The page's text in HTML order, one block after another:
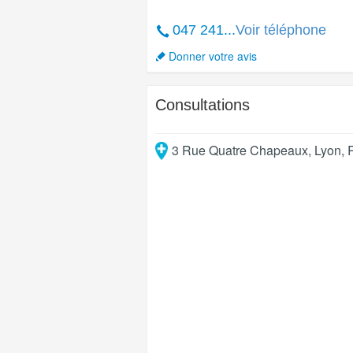
047 241...Voir téléphone
Donner votre avis
Consultations
3 Rue Quatre Chapeaux, Lyon,